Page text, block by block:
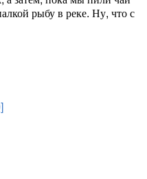
рыбу в реке. Ну, что с